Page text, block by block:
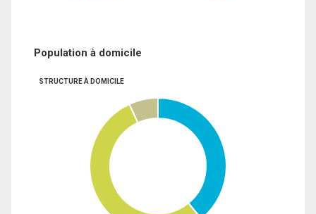
Population à domicile
STRUCTURE À DOMICILE